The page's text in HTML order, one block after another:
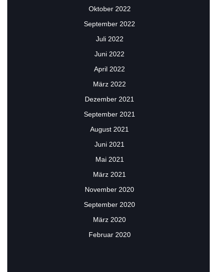
Oktober 2022
September 2022
Juli 2022
Juni 2022
April 2022
März 2022
Dezember 2021
September 2021
August 2021
Juni 2021
Mai 2021
März 2021
November 2020
September 2020
März 2020
Februar 2020